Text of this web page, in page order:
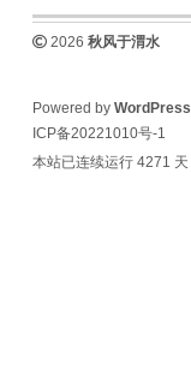
2026 秋风于渭水
Powered by WordPress
ICP备20221010号-1
本站已连续运行 4271 天